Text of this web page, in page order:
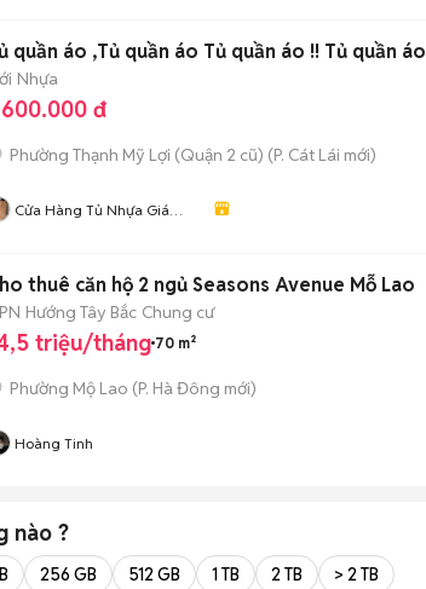
quần áo ,Tủ quần áo Tủ quần áo !! Tủ quần áo
Nhựa
đ
Phường Thạnh Mỹ Lợi (Quận 2 cũ) (P. Cát Lái mới)
Cửa Hàng Tủ Nhựa Giá
thuê căn hộ 2 ngủ Seasons Avenue Mỗ Lao
Hướng Tây Bắc Chung cư
triệu/tháng 70 m²
Phường Mộ Lao (P. Hà Đông mới)
Hoàng Tinh
nào ?
256 GB 512 GB 1 TB 2 TB > 2 TB